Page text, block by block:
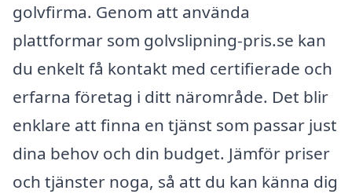
golvfirma. Genom att använda
plattformar som golvslipning-pris.se kan
du enkelt få kontakt med certifierade och
erfarna företag i ditt närområde. Det blir
enklare att finna en tjänst som passar just
dina behov och din budget. Jämför priser
och tjänster noga, så att du kan känna dig